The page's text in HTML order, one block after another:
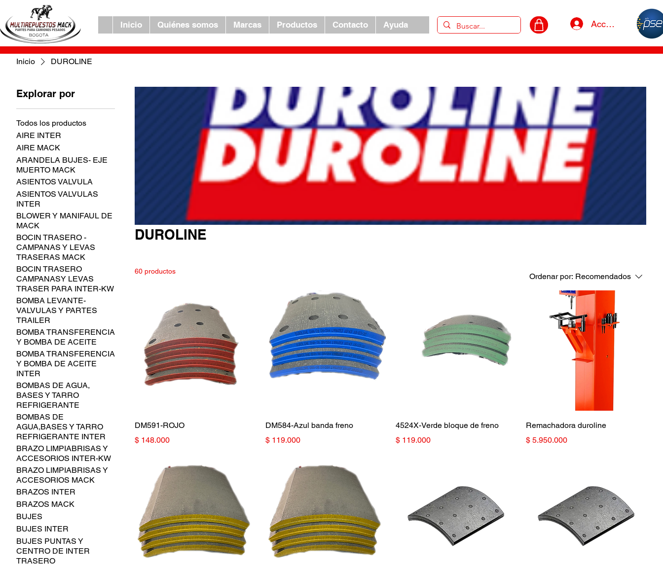
Inicio Quiénes somos Marcas Productos Contacto Ayuda Acceso
Inicio DUROLINE
Explorar por
Todos los productos
AIRE INTER
AIRE MACK
ARANDELA BUJES- EJE
MUERTO MACK
ASIENTOS VALVULA
ASIENTOS VALVULAS
INTER
BLOWER Y MANIFAUL DE
MACK
BOCIN TRASERO -
CAMPANAS Y LEVAS
TRASERAS MACK
BOCIN TRASERO
CAMPANASY LEVAS
TRASER PARA INTER-KW
BOMBA LEVANTE-
VALVULAS Y PARTES
TRAILER
BOMBA TRANSFERENCIA
Y BOMBA DE ACEITE
BOMBA TRANSFERENCIA
Y BOMBA DE ACEITE
INTER
BOMBAS DE AGUA,
BASES Y TARRO
REFRIGERANTE
BOMBAS DE
AGUA,BASES Y TARRO
REFRIGERANTE INTER
BRAZO LIMPIABRISAS Y
ACCESORIOS INTER-KW
BRAZO LIMPIABRISAS Y
ACCESORIOS MACK
BRAZOS INTER
BRAZOS MACK
BUJES
BUJES INTER
BUJES PUNTAS Y
CENTRO DE INTER
TRASERO
DUROLINE
60 productos
Ordenar por: Recomendados
DM591-ROJO
Precio
$ 148.000
DM584-Azul banda freno
Precio
$ 119.000
4524X-Verde bloque de freno
Precio
$ 119.000
Remachadora duroline
Precio
$ 5.950.000